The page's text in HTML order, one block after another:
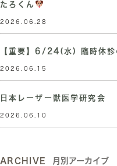
たろくん
2026.06.28
【重要】6/24(水) 臨時休診
2026.06.15
日本レーザー獣医学研究会
2026.06.10
ARCHIVE 月別アーカイブ